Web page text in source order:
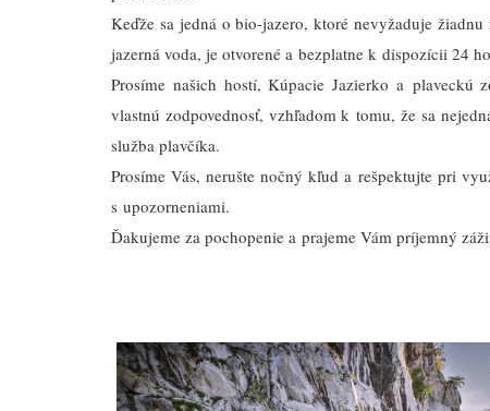
Keďže sa jedná o bio-jazero, ktoré nevyžaduje
jazerná voda, je otvorené a bezplatne k dispozícii 24
Prosíme našich hostí, Kúpacie Jazierko a plaveckú
vlastnú zodpovednosť, vzhľadom k tomu, že sa
služba plavčíka.
Prosíme Vás, nerušte nočný kľud a rešpektujte pri
s upozorneniami.
Ďakujeme za pochopenie a prajeme Vám príjemný